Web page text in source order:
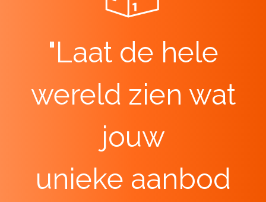
"Laat de hele
wereld zien wat
jouw
unieke aanbod